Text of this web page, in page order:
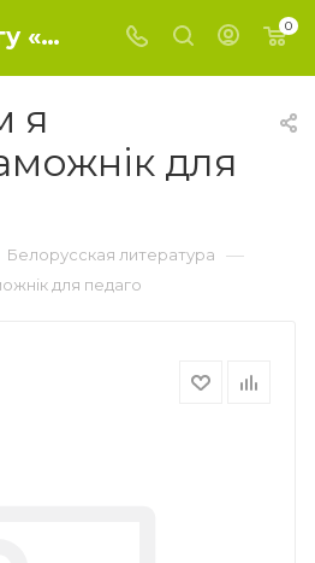
Купить книгу «Свет у якiм я жыву.Дапаможнiк для педаго» 2020, Давiдовiч А.Л.Смолер А.I. - Белорусская литература 0
я
для
Белорусская литература —
для педаго